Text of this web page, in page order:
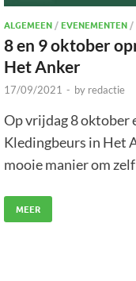
ALGEMEEN / EVENEMENTEN /
8 en 9 oktober
Het Anker
17/09/2021 - by redactie
Op vrijdag 8 oktober
Kledingbeurs in Het
mooie manier om
MEER